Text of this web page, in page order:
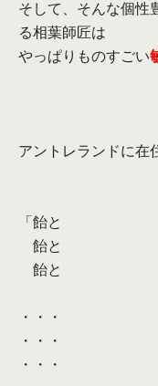
そして、そんな個性
る相葉師匠は
やっぱりものすごい
アントレランドに在
「飴と
飴と
飴と
・・・
・・・
・・・